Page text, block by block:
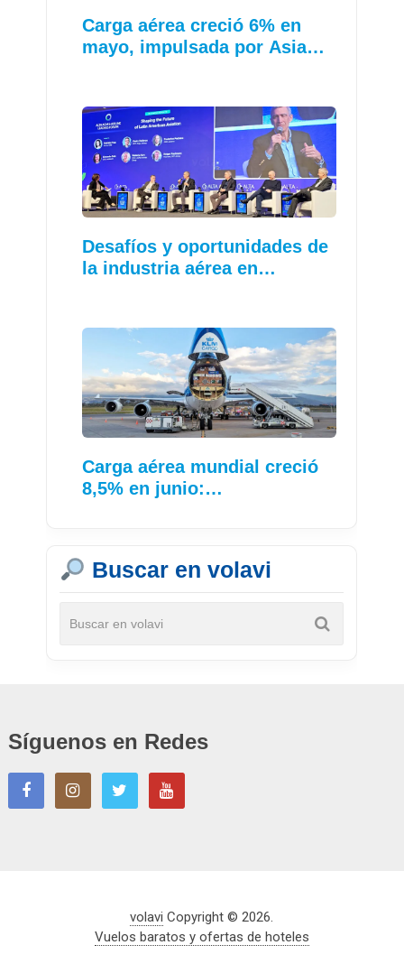
Carga aérea creció 6% en
mayo, impulsada por Asia…
Desafíos y oportunidades de
la industria aérea en…
Carga aérea mundial creció
8,5% en junio:…
Buscar en volavi
Síguenos en Redes
volavi Copyright © 2026.
Vuelos baratos y ofertas de hoteles